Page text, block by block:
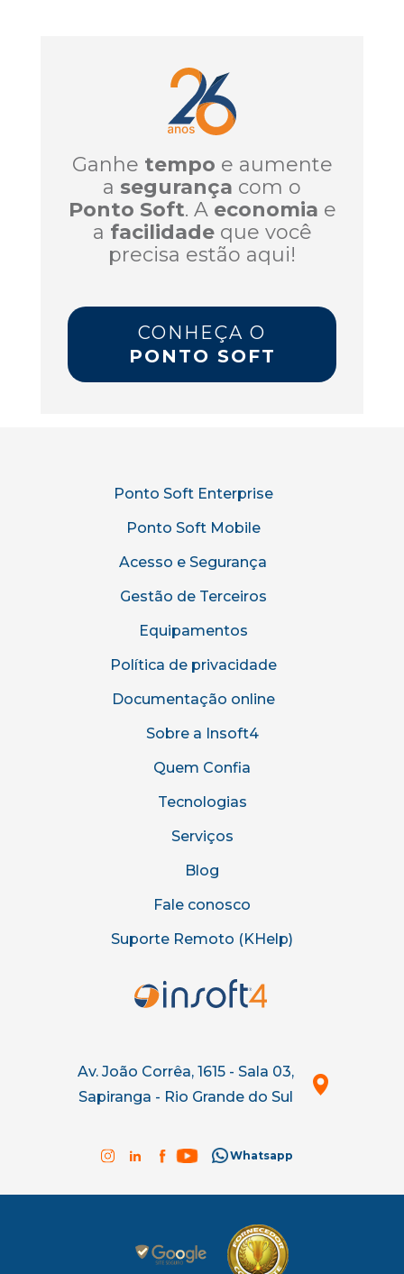
Ganhe tempo e aumente
a segurança com o
Ponto Soft. A economia e
a facilidadeque você
precisa estão aqui!
CONHEÇA O
PONTO SOFT
Ponto Soft Enterprise
Ponto Soft Mobile
Acesso e Segurança
Gestão de Terceiros
Equipamentos
Política de privacidade
Documentação online
Sobre a Insoft4
Quem Confia
Tecnologias
Serviços
Blog
Fale conosco
Suporte Remoto (KHelp)
Av. João Corrêa, 1615 - Sala 03,
Sapiranga - Rio Grande do Sul
Whatsapp